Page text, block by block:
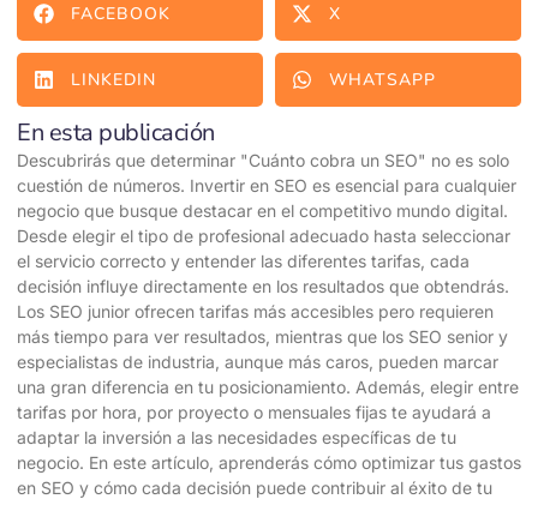
FACEBOOK X
LINKEDIN WHATSAPP
En esta publicación
Descubrirás que determinar "Cuánto cobra un SEO" no es solo
cuestión de números. Invertir en SEO es esencial para cualquier
negocio que busque destacar en el competitivo mundo digital.
Desde elegir el tipo de profesional adecuado hasta seleccionar
el servicio correcto y entender las diferentes tarifas, cada
decisión influye directamente en los resultados que obtendrás.
Los SEO junior ofrecen tarifas más accesibles pero requieren
más tiempo para ver resultados, mientras que los SEO senior y
especialistas de industria, aunque más caros, pueden marcar
una gran diferencia en tu posicionamiento. Además, elegir entre
tarifas por hora, por proyecto o mensuales fijas te ayudará a
adaptar la inversión a las necesidades específicas de tu
negocio. En este artículo, aprenderás cómo optimizar tus gastos
en SEO y cómo cada decisión puede contribuir al éxito de tu